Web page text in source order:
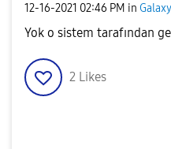
‎12-16-2021 02:46 PM in
Yok o sistem tarafından
2 Likes